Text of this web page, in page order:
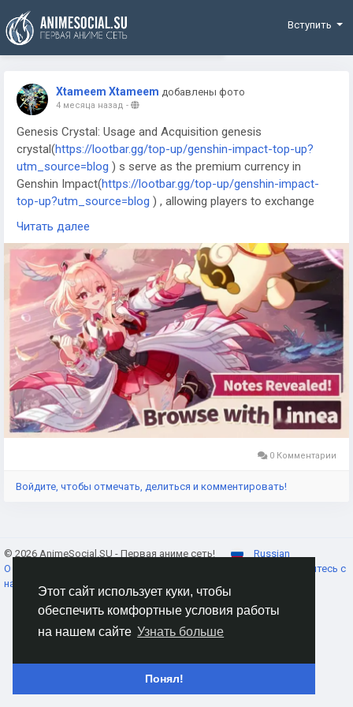
Этот сайт использует куки, чтобы
обеспечить комфортные условия работы
на нашем сайте Узнать больше
Понял!
Funding
Вступить
Xtameem Xtameem добавлены фото
4 месяца назад -
Genesis Crystal: Usage and Acquisition genesis
crystal(https://lootbar.gg/top-up/genshin-impact-top-up?
utm_source=blog ) s serve as the premium currency in
Genshin Impact(https://lootbar.gg/top-up/genshin-impact-
top-up?utm_source=blog ) , allowing players to exchange
them for valuable resources such as character wishes, skins,
and special bundles within the game. While Genesis Crystals
cannot be earned through regular gameplay, players can
easily obtain them by topping up on reputable trading
platforms like the official Genshin Impact website, Codashop,
or third-party stores authorized by miHoYo. These platforms
enable fast and secure transactions, so players can quickly
enhance their gaming experience by acquiring the amount of
Genesis Crystals they need.
Top Up Genesis Crystals on LootBa
Читать далее
0 Комментарии
Войдите, чтобы отмечать, делиться и комментировать!
© 2026 AnimeSocial.SU - Первая аниме сеть!
Russian
О нас
Свяжитесь с
нами